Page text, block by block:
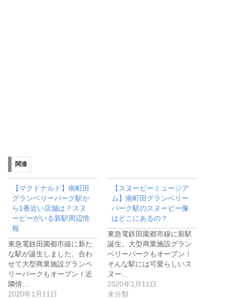
関連
【マクドナルド】南町田
グランベリーパーク駅か
ら1番近い店舗は？スヌ
ーピーがいる新駅周辺情
報
東急電鉄田園都市線に新た
な駅が誕生しました。合わ
せて大型商業施設グランベ
リーパークもオープン！近
隣情…
2020年1月11日
【スヌーピーミュージア
ム】南町田グランベリー
パーク駅のスヌーピー像
はどこにあるの？
東急電鉄田園都市線に新駅
誕生。大型商業施設グラン
ベリーパークもオープン！
そんな駅には可愛らしいス
ヌー…
2020年1月11日
未分類